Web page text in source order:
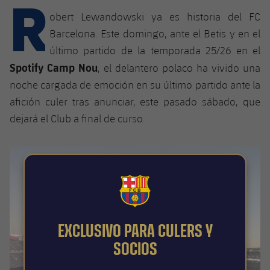
plusicon
más
Instalaciones
Spotify Camp Nou
Ciutat Esportiva
SUB13
SUB12
SUB11 A
SUB11 B
SUB9 B
SUB13 B
SUB12 C
SUB11 C
Entradas
Gameday Shows
Resultados
Clasificación
Jugadores
Barça Atlètic
Junior
Cadete A
Cadete B
Infantil A
PLUSICON
MÁS
Primer Equipo
plusicon
más
Actualidad
Barça Atlètic
plusicon
más
Clasificaciones
Cadete A
Actualidad
Barça Atlètic
plusicon
más
R obert Lewandowski ya es historia del FC
Barcelona. Este domingo, ante el Betis y en el
último partido de la temporada 25/26 en el
Spotify Camp Nou, el delantero polaco ha vivido una
noche cargada de emoción en su último partido ante la
afición culer tras anunciar, este pasado sábado, que
dejará el Club a final de curso.
FCB Barcelona badge
EXCLUSIVO PARA CULERS Y
SOCIOS